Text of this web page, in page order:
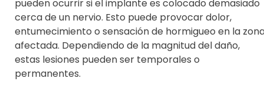
pueden ocurrir si el implante es colocado demasiado
cerca de un nervio. Esto puede provocar dolor,
entumecimiento o sensación de hormigueo en la
afectada. Dependiendo de la magnitud del daño,
estas lesiones pueden ser temporales o
permanentes.